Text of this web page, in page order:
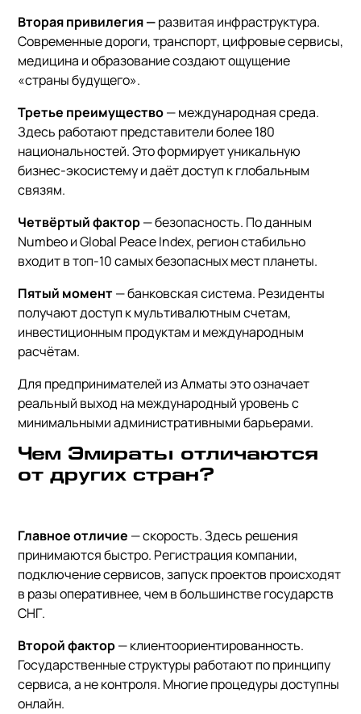
Вторая привилегия —развитая инфраструктура.
Современные дороги, транспорт, цифровые сервисы,
медицина и образование создают ощущение
«страны будущего».
Третье преимущество— международная среда.
Здесь работают представители более 180
национальностей. Это формирует уникальную
бизнес-экосистему и даёт доступ к глобальным
связям.
Четвёртый фактор— безопасность. По данным
Numbeo и Global Peace Index, регион стабильно
входит в топ-10 самых безопасных мест планеты.
Пятый момент— банковская система. Резиденты
получают доступ к мультивалютным счетам,
инвестиционным продуктам и международным
расчётам.
Для предпринимателей из Алматы это означает
реальный выход на международный уровень с
минимальными административными барьерами.
Чем Эмираты отличаются
от других стран?
Главное отличие — скорость. Здесь решения
принимаются быстро. Регистрация компании,
подключение сервисов, запуск проектов происходят
в разы оперативнее, чем в большинстве государств
СНГ.
Второй фактор— клиентоориентированность.
Государственные структуры работают по принципу
сервиса, а не контроля. Многие процедуры доступны
онлайн.